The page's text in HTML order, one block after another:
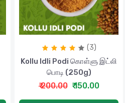
(3)
Kollu Idli Podi கொள்ளு இட்லி
பொடி (250g)
₹ 200.00 ₹ 150.00